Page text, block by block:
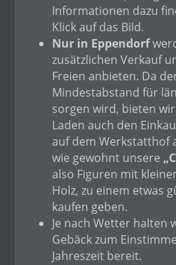
Informationen dazu
Klick auf das Bild.
Nur in Eppendorf
zusätzlichen Verkauf
Freien anbieten. Da
Mindestabstand für
sorgen wird, bieten
Laden auch den
auf dem Werkstatthof
wie gewohnt unsere
also Figuren mit
Holz, zu einem etwas
kaufen geben.
Je nach Wetter halten
Gebäck zum
Jahreszeit bereit.